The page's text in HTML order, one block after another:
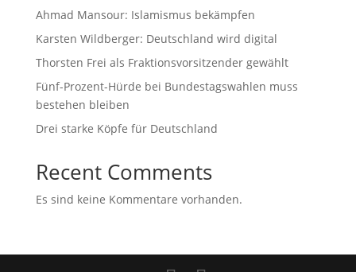
Ahmad Mansour: Islamismus bekämpfen
Karsten Wildberger: Deutschland wird digital
Thorsten Frei als Fraktionsvorsitzender gewählt
Fünf-Prozent-Hürde bei Bundestagswahlen muss
bestehen bleiben
Drei starke Köpfe für Deutschland
Recent Comments
Es sind keine Kommentare vorhanden.